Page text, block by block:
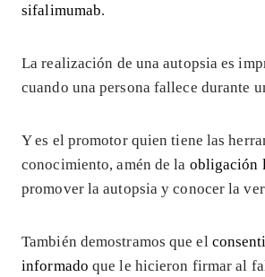
sifalimumab.
La realización de una autopsia es
cuando una persona fallece durante
Y es el promotor quien tiene las
conocimiento, amén de la obligación
promover la autopsia y conocer la
También demostramos que el
informado que le hicieron firmar al